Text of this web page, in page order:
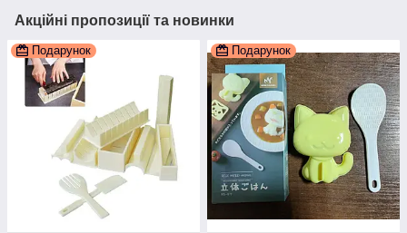
Акційні пропозиції та новинки
Подарунок Подарунок